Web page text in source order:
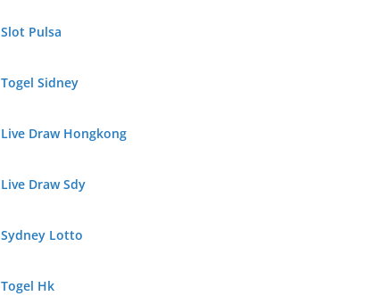
Slot Pulsa
Togel Sidney
Live Draw Hongkong
Live Draw Sdy
Sydney Lotto
Togel Hk